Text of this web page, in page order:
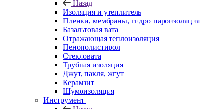
Назад
Изоляция и утеплитель
Пленки, мембраны, гидро-пароизоляция
Базальтовая вата
Отражающая теплоизоляция
Пенополистирол
Стекловата
Трубная изоляция
Джут, пакля, жгут
Керамзит
Шумоизоляция
Инструмент